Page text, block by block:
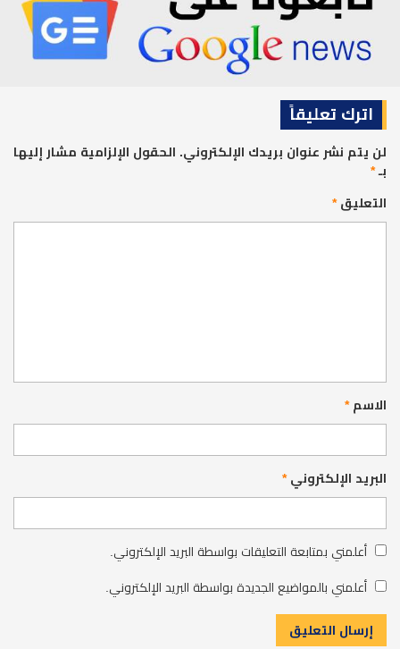
اترك تعليقاً
لن يتم نشر عنوان بريدك الإلكتروني. الحقول الإلزامية مشار إليها
بـ*
التعليق*
الاسم*
البريد الإلكتروني*
أعلمني بمتابعة التعليقات بواسطة البريد الإلكتروني.
أعلمني بالمواضيع الجديدة بواسطة البريد الإلكتروني.